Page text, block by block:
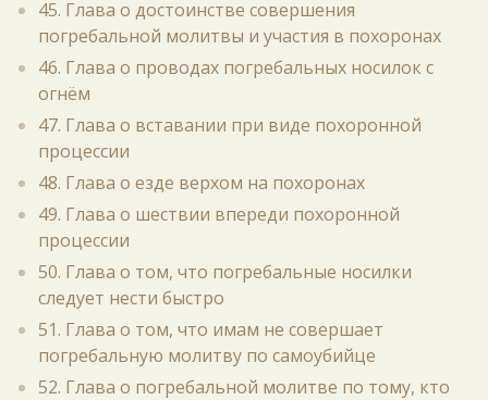
45. Глава о достоинстве совершения
погребальной молитвы и участия в похоронах
46. Глава о проводах погребальных носилок с
огнём
47. Глава о вставании при виде похоронной
процессии
48. Глава о езде верхом на похоронах
49. Глава о шествии впереди похоронной
процессии
50. Глава о том, что погребальные носилки
следует нести быстро
51. Глава о том, что имам не совершает
погребальную молитву по самоубийце
52. Глава о погребальной молитве по тому, кто